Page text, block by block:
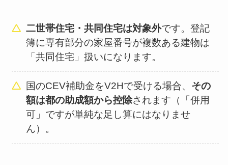
二世帯住宅・共同住宅は対象外です。登記
簿に専有部分の家屋番号が複数ある建物は
「共同住宅」扱いになります。
国のCEV補助金をV2Hで受ける場合、 その
額は都の助成額から控除されます（「併用
可」ですが単純な足し算にはなりませ
ん）。